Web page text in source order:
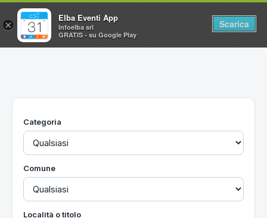
Home
Utilità
Categoria
Comune
Località o titolo
×
Elba Eventi App
Infoelba srl
GRATIS - su Google Play
Scarica